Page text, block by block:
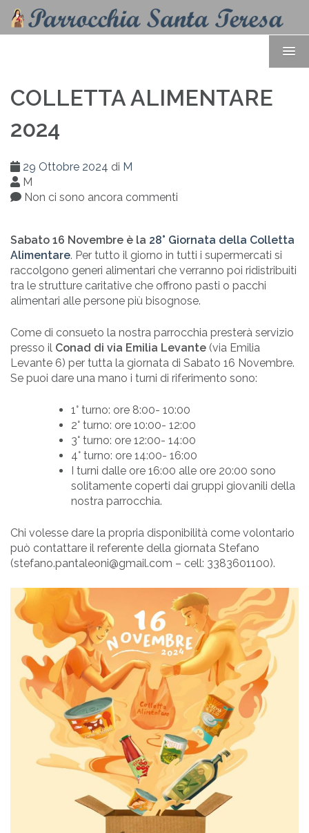
COLLETTA ALIMENTARE
2024
29 Ottobre 2024 di M
M
Non ci sono ancora commenti
Sabato 16 Novembre è la 28° Giornata della Colletta
Alimentare. Per tutto il giorno in tutti i supermercati si
raccolgono generi alimentari che verranno poi ridistribuiti
tra le strutture caritative che offrono pasti o pacchi
alimentari alle persone più bisognose.
Come di consueto la nostra parrocchia presterà servizio
presso il Conad di via Emilia Levante (via Emilia
Levante 6) per tutta la giornata di Sabato 16 Novembre.
Se puoi dare una mano i turni di riferimento sono:
1° turno: ore 8:00- 10:00
2° turno: ore 10:00- 12:00
3° turno: ore 12:00- 14:00
4° turno: ore 14:00- 16:00
I turni dalle ore 16:00 alle ore 20:00 sono
solitamente coperti dai gruppi giovanili della
nostra parrocchia.
Chi volesse dare la propria disponibilità come volontario
può contattare il referente della giornata Stefano
(stefano.pantaleoni@gmail.com – cell: 3383601100).